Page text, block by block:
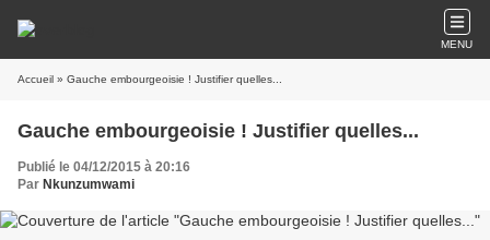
MENU
Accueil » Gauche embourgeoisie ! Justifier quelles...
Gauche embourgeoisie ! Justifier quelles...
Publié le 04/12/2015 à 20:16
Par Nkunzumwami